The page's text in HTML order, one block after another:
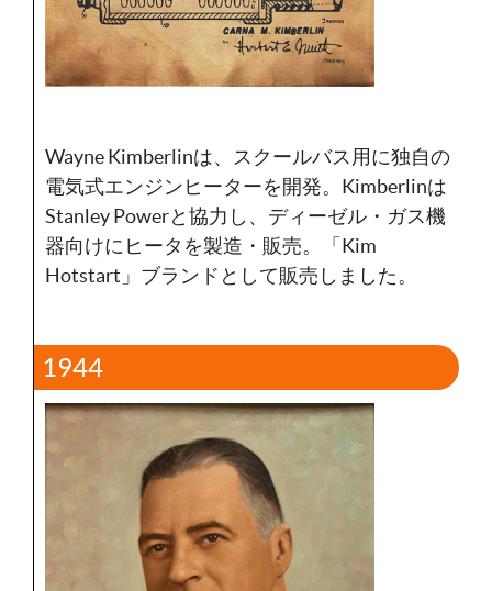
Wayne Kimberlinは、スクールバス用に独自の
電気式エンジンヒーターを開発。Kimberlinは
Stanley Powerと協力し、ディーゼル・ガス機
器向けにヒータを製造・販売。「Kim
Hotstart」ブランドとして販売しました。
1944